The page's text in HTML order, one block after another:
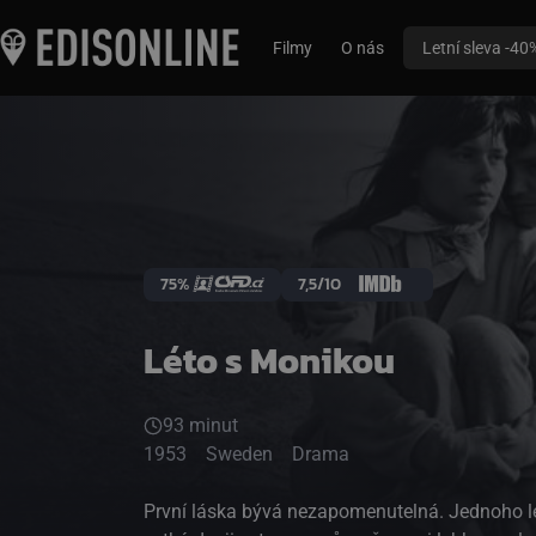
Filmy O nás Letní sleva -
Léto s Monikou
75% 7,5/10
93 minut
1953
Sweden Drama
První láska bývá nezapomenutelná. Jednoho letního dne se